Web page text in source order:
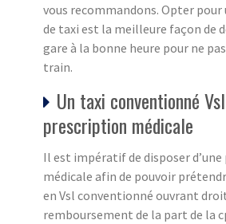
vous recommandons. Opter
de taxi est la meilleure façon de
gare à la bonne heure pour ne
train.
Un taxi conventionné
prescription médicale
Il est impératif de disposer
médicale afin de pouvoir
en Vsl conventionné ouvrant
remboursement de la part de la